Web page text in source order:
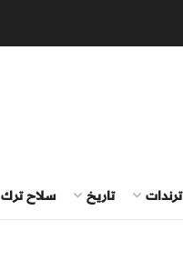
ترندات تاريخ سلاح ترك